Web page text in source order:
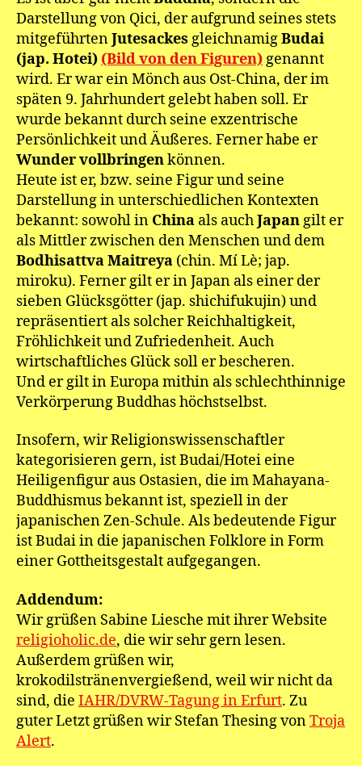
Darstellung von Qici, der aufgrund seines stets
mitgeführtenJutesackes gleichnamigBudai
(jap. Hotei) (Bild von den Figuren) genannt
wird. Er war ein Mönch aus Ost-China, der im
späten 9. Jahrhundert gelebt haben soll. Er
wurde bekannt durch seine exzentrische
Persönlichkeit und Äußeres. Ferner habe er
Wunder vollbringenkönnen.
Heute ist er, bzw. seine Figur und seine
Darstellung in unterschiedlichen Kontexten
bekannt: sowohl in China als auchJapan gilt er
als Mittler zwischen den Menschen und dem
Bodhisattva Maitreya (chin. Mí Lè; jap.
miroku). Ferner gilt er in Japan als einer der
sieben Glücksgötter (jap. shichifukujin) und
repräsentiert als solcher Reichhaltigkeit,
Fröhlichkeit und Zufriedenheit. Auch
wirtschaftliches Glück soll er bescheren.
Und er gilt in Europa mithin als schlechthinnige
Verkörperung Buddhas höchstselbst.
Insofern, wir Religionswissenschaftler
kategorisieren gern, ist Budai/Hotei eine
Heiligenfigur aus Ostasien, die im Mahayana-
Buddhismus bekannt ist, speziell in der
japanischen Zen-Schule. Als bedeutende Figur
ist Budai in die japanischen Folklore in Form
einer Gottheitsgestalt aufgegangen.
Addendum:
Wir grüßen Sabine Liesche mit ihrer Website
religioholic.de, die wir sehr gern lesen.
Außerdem grüßen wir,
krokodilstränenvergießend, weil wir nicht da
sind, die IAHR/DVRW-Tagung in Erfurt. Zu
guter Letzt grüßen wir Stefan Thesing vonTroja
Alert.